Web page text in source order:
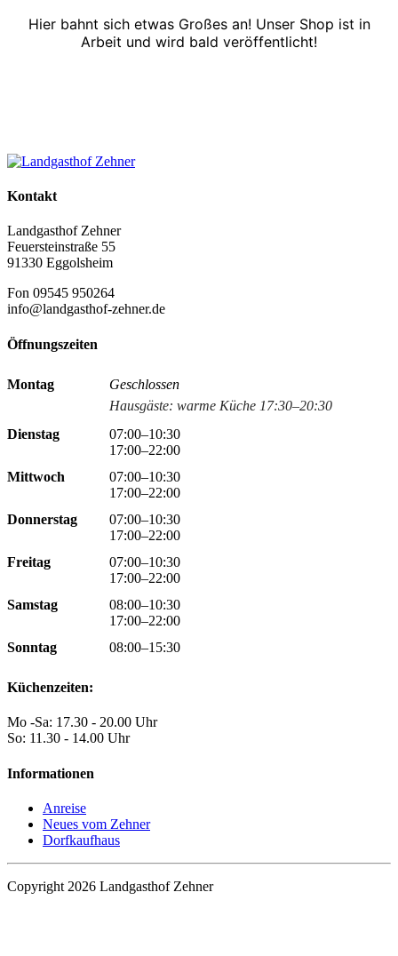
Hier bahnt sich etwas Großes an! Unser Shop ist in
Arbeit und wird bald veröffentlicht!
Kontakt
Landgasthof Zehner
Feuersteinstraße 55
91330 Eggolsheim
Fon 09545 950264
info@landgasthof-zehner.de
Öffnungszeiten
Montag
Geschlossen
Hausgäste: warme Küche 17:30–20:30
Dienstag
07:00–10:30
17:00–22:00
Mittwoch
07:00–10:30
17:00–22:00
Donnerstag
07:00–10:30
17:00–22:00
Freitag
07:00–10:30
17:00–22:00
Samstag
08:00–10:30
17:00–22:00
Sonntag
08:00–15:30
Küchenzeiten:
Mo -Sa: 17.30 - 20.00 Uhr
So: 11.30 - 14.00 Uhr
Informationen
Anreise
Neues vom Zehner
Dorfkaufhaus
Copyright 2026 Landgasthof Zehner